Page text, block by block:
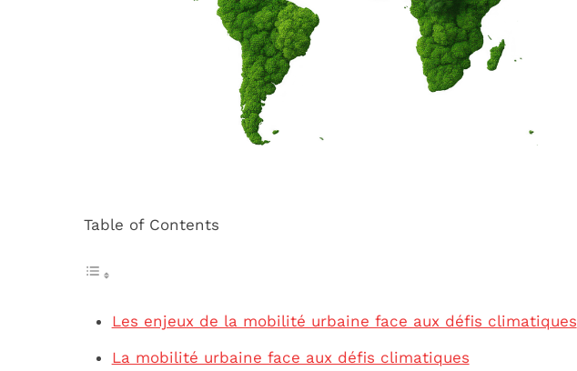
Table of Contents
Les enjeux de la mobilité urbaine face aux défis climatiques
La mobilité urbaine face aux défis climatiques